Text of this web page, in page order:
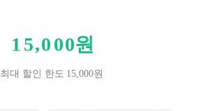
1
2
5
6
,0
1
0
1
0원
최대 할인 한도 15,000원